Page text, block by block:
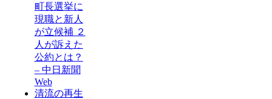
町長選挙に
現職と新人
が立候補 ２
人が訴えた
公約とは？
– 中日新聞
Web
清流の再生